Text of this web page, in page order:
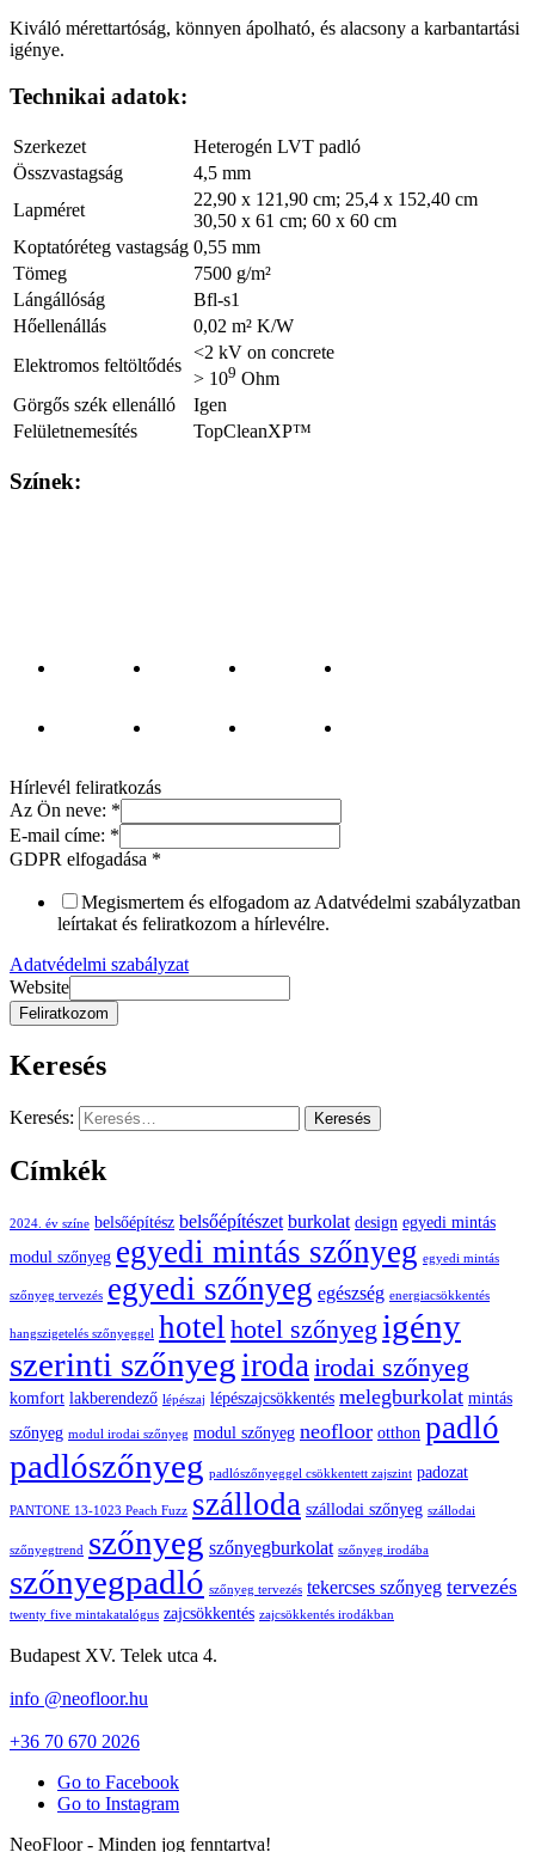
Kiváló mérettartóság, könnyen ápolható, és alacsony a karbantartási
igénye.
Technikai adatok:
Szerkezet
Heterogén LVT padló
Összvastagság
4,5 mm
Lapméret
22,90 x 121,90 cm; 25,4 x 152,40 cm
30,50 x 61 cm; 60 x 60 cm
Koptatóréteg vastagság 0,55 mm
Tömeg
7500 g/m²
Lángállóság
Bfl-s1
Hőellenállás
0,02 m² K/W
Elektromos feltöltődés
<2 kV on concrete
> 109 Ohm
Görgős szék ellenálló
Igen
Felületnemesítés
TopCleanXP™
Színek:
Hírlevél feliratkozás
Az Ön neve: *
E-mail címe: *
GDPR elfogadása *
Megismertem és elfogadom az Adatvédelmi szabályzatban
leírtakat és feliratkozom a hírlevélre.
Adatvédelmi szabályzat
Website
Feliratkozom
Keresés
Keresés:
Címkék
2024. év színe belsőépítész belsőépítészet burkolat design egyedi mintás
modul szőnyeg egyedi mintás szőnyeg egyedi mintás
szőnyeg tervezés egyedi szőnyeg egészség energiacsökkentés
hangszigetelés szőnyeggel hotel hotel szőnyeg igény
szerinti szőnyeg iroda irodai szőnyeg
komfort lakberendező lépészaj lépészajcsökkentés melegburkolat mintás
szőnyeg modul irodai szőnyeg modul szőnyeg neofloor otthon padló
padlószőnyeg padlószőnyeggel csökkentett zajszint padozat
PANTONE 13-1023 Peach Fuzz szálloda szállodai szőnyeg szállodai
szőnyegtrend szőnyeg szőnyegburkolat szőnyeg irodába
szőnyegpadló szőnyeg tervezés tekercses szőnyeg tervezés
twenty five mintakatalógus zajcsökkentés zajcsökkentés irodákban
Budapest XV. Telek utca 4.
info @neofloor.hu
+36 70 670 2026
Go to Facebook
Go to Instagram
NeoFloor - Minden jog fenntartva!